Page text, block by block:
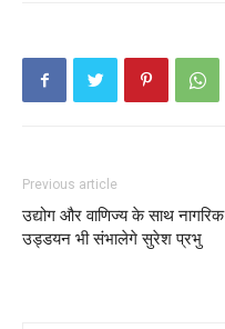
Previous article
उद्योग और वाणिज्य के साथ नागरिक
उड्डयन भी संभालेगे सुरेश प्रभु